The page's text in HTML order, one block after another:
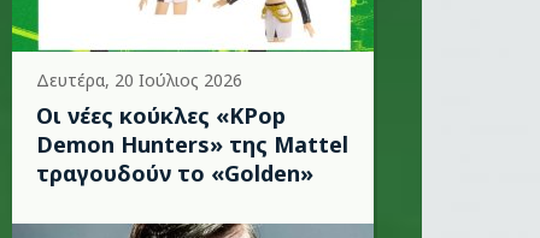
Δευτέρα, 20 Ιούλιος 2026
Οι νέες κούκλες «KPop
Demon Hunters» της Mattel
τραγουδούν το «Golden»